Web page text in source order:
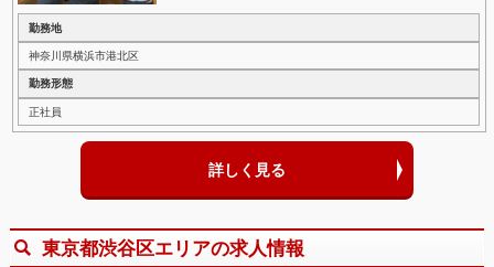
勤務地
神奈川県横浜市港北区
勤務形態
正社員
詳しく見る
東京都渋谷区エリアの求人情報